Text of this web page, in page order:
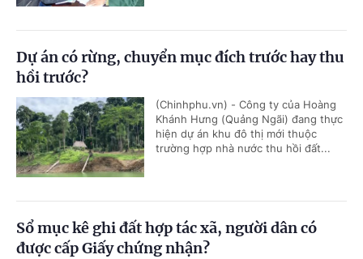
Dự án có rừng, chuyển mục đích trước hay thu
hồi trước?
(Chinhphu.vn) - Công ty của Hoàng
Khánh Hưng (Quảng Ngãi) đang thực
hiện dự án khu đô thị mới thuộc
trường hợp nhà nước thu hồi đất...
Sổ mục kê ghi đất hợp tác xã, người dân có
được cấp Giấy chứng nhận?